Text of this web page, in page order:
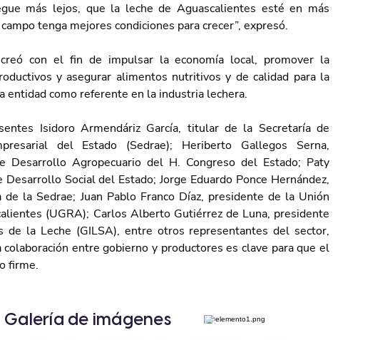
más lejos, que la leche de Aguascalientes esté en más
tenga mejores condiciones para crecer”, expresó.
con el fin de impulsar la economía local, promover la
y asegurar alimentos nutritivos y de calidad para la
entidad como referente en la industria lechera.
Isidoro Armendáriz García, titular de la Secretaría de
del Estado (Sedrae); Heriberto Gallegos Serna,
Desarrollo Agropecuario del H. Congreso del Estado; Paty
Social del Estado; Jorge Eduardo Ponce Hernández,
la Sedrae; Juan Pablo Franco Díaz, presidente de la Unión
(UGRA); Carlos Alberto Gutiérrez de Luna, presidente
de la Leche (GILSA), entre otros representantes del sector,
entre gobierno y productores es clave para que el
firme.
Galería de imágenes